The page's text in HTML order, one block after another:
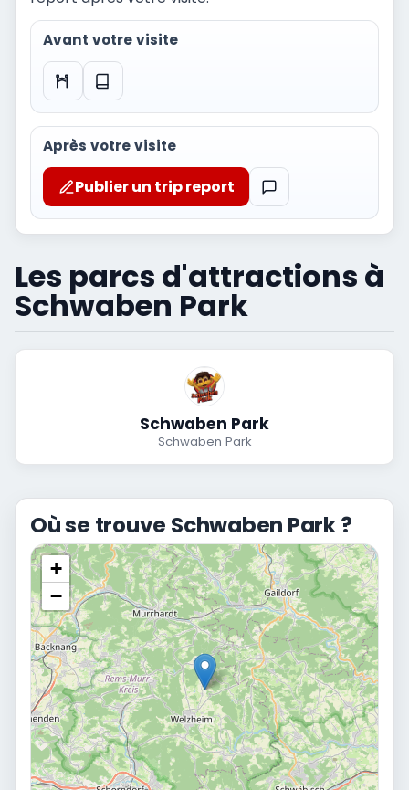
Avant votre visite
Après votre visite
Publier un trip report
Les parcs d'attractions à
Schwaben Park
Schwaben Park
Schwaben Park
Où se trouve Schwaben Park ?
+
−